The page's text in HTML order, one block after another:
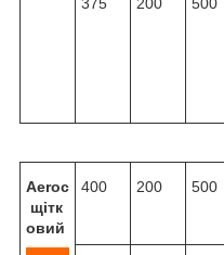
Aeroc
щітк
овий
400 200 500